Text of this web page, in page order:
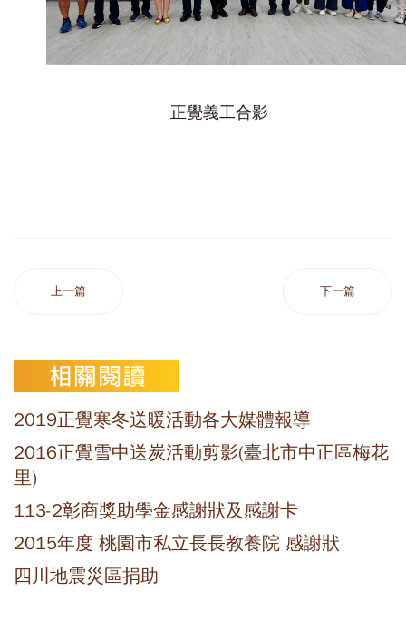
正覺義工合影
上一篇 下一篇
2019正覺寒冬送暖活動各大媒體報導
2016正覺雪中送炭活動剪影(臺北市中正區梅花
里)
113-2彰商獎助學金感謝狀及感謝卡
2015年度 桃園市私立長長教養院 感謝狀
四川地震災區捐助